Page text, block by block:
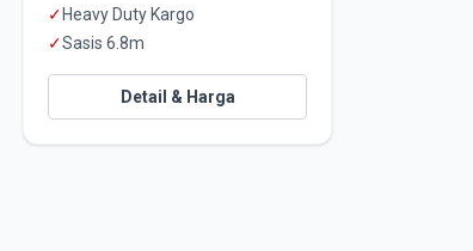
✓ Heavy Duty Kargo
✓Sasis 6.8m
Detail & Harga